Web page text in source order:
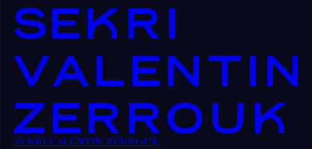
SEKRI VALENTIN ZERROUK